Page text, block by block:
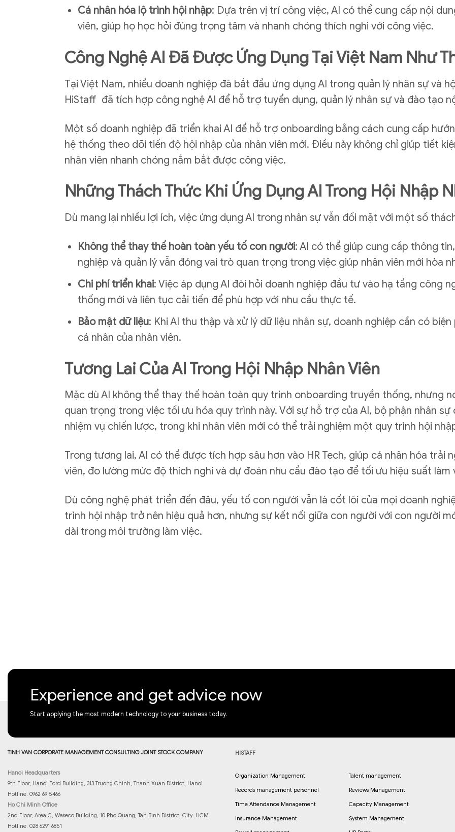
Cá nhân hóa lộ trình hội nhập: Dựa trên vị trí công việc, AI có thể cung cấp nội
viên, giúp họ học hỏi đúng trọng tâm và nhanh chóng thích nghi với công việc.
Công Nghệ AI Đã Được Ứng Dụng Tại Việt Nam Như
Tại Việt Nam, nhiều doanh nghiệp đã bắt đầu ứng dụng AI trong quản lý nhân sự và
HiStaff đã tích hợp công nghệ AI để hỗ trợ tuyển dụng, quản lý nhân sự và đào tạo
Một số doanh nghiệp đã triển khai AI để hỗ trợ onboarding bằng cách cung cấp
hệ thống theo dõi tiến độ hội nhập của nhân viên mới. Điều này không chỉ giúp tiết
nhân viên nhanh chóng nắm bắt được công việc.
Những Thách Thức Khi Ứng Dụng AI Trong Hội Nhập
Dù mang lại nhiều lợi ích, việc ứng dụng AI trong nhân sự vẫn đối mặt với một số
Không thể thay thế hoàn toàn yếu tố con người: AI có thể giúp cung cấp thông
nghiệp và quản lý vẫn đóng vai trò quan trọng trong việc giúp nhân viên mới hòa
Chi phí triển khai: Việc áp dụng AI đòi hỏi doanh nghiệp đầu tư vào hạ tầng công
thống mới và liên tục cải tiến để phù hợp với nhu cầu thực tế.
Bảo mật dữ liệu: Khi AI thu thập và xử lý dữ liệu nhân sự, doanh nghiệp cần có
cá nhân của nhân viên.
Tương Lai Của AI Trong Hội Nhập Nhân Viên
Mặc dù AI không thể thay thế hoàn toàn quy trình onboarding truyền thống, nhưng
quan trọng trong việc tối ưu hóa quy trình này. Với sự hỗ trợ của AI, bộ phận nhân
nhiệm vụ chiến lược, trong khi nhân viên mới có thể trải nghiệm một quy trình hội
Trong tương lai, AI có thể được tích hợp sâu hơn vào HR Tech, giúp cá nhân hóa trải
viên, đo lường mức độ thích nghi và dự đoán nhu cầu đào tạo để tối ưu hiệu suất làm
Dù công nghệ phát triển đến đâu, yếu tố con người vẫn là cốt lõi của mọi doanh
trình hội nhập trở nên hiệu quả hơn, nhưng sự kết nối giữa con người với con người
dài trong môi trường làm việc.
Experience and get advice now
Start applying the most modern technology to your business today.
TINH VAN CORPORATE MANAGEMENT CONSULTING JOINT STOCK COMPANY
Hanoi Headquarters
9th Floor, Hanoi Ford Building, 313 Truong Chinh, Thanh Xuan District, Hanoi
Hotline: 0962 69 5466
Ho Chi Minh Office
2nd Floor, Area C, Waseco Building, 10 Pho Quang, Tan Binh District, City. HCM
Hotline: 028 6291 6851
HISTAFF
Organization Management
Records management personnel
Time Attendance Management
Insurance Management
Talent management
Reviews Management
Capacity Management
System Management